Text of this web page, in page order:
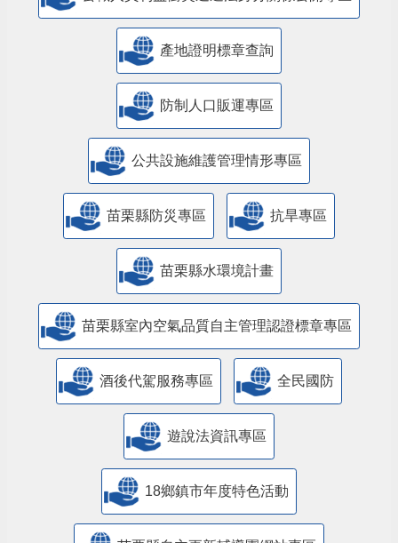
產地證明標章查詢
防制人口販運專區
​公共設施維護管理情形專區
苗栗縣防災專區 抗旱專區
苗栗縣水環境計畫
苗栗縣室內空氣品質自主管理認證標章專區
酒後代駕服務專區 全民國防
遊說法資訊專區
18鄉鎮市年度特色活動